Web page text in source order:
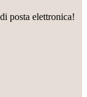
posta elettronica!